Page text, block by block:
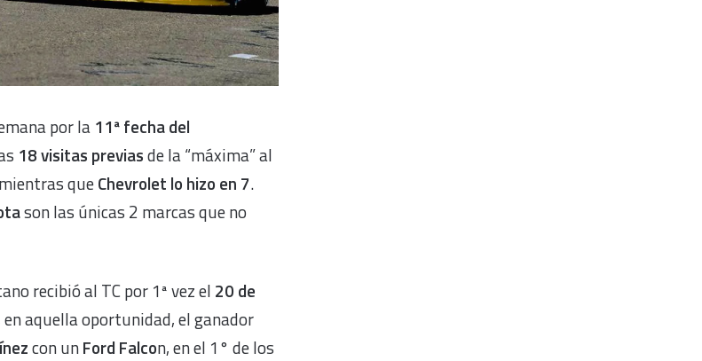
por la 11ª fecha del
18 visitas previasde la “máxima” al
queChevrolet lo hizo en 7.
son las únicas 2 marcas que no
recibió al TC por 1ª vez el 20 de
en aquella oportunidad, el ganador
con unFord Falcon, en el 1° de los